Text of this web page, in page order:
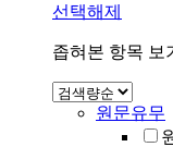
선택해제
좁혀본 항목 보
원문유무